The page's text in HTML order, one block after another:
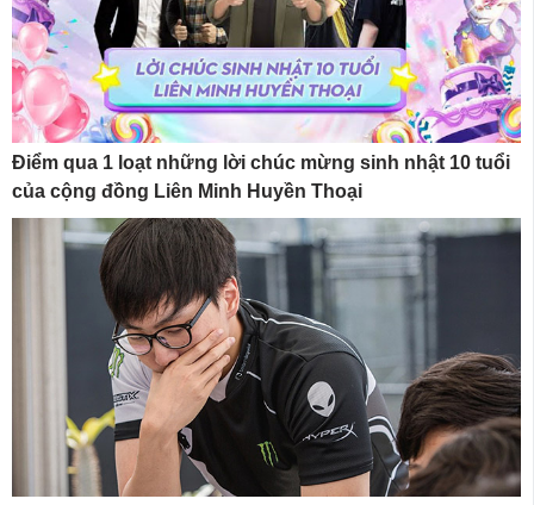
Điểm qua 1 loạt những lời chúc mừng sinh nhật 10 tuổi
của cộng đồng Liên Minh Huyền Thoại